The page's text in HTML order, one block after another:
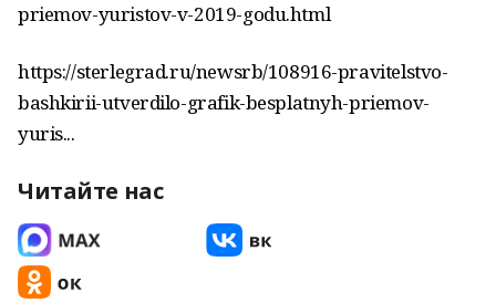
priemov-yuristov-v-2019-godu.html
https://sterlegrad.ru/newsrb/108916-pravitelstvo-
bashkirii-utverdilo-grafik-besplatnyh-priemov-
yuris...
Читайте нас